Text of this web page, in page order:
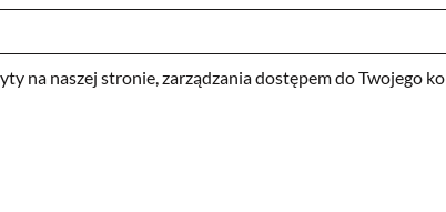
na naszej stronie, zarządzania dostępem do Twojego